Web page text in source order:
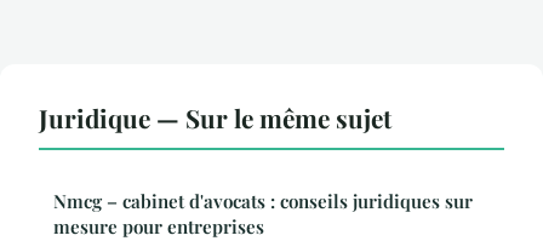
Juridique — Sur le même sujet
Nmcg – cabinet d'avocats : conseils juridiques sur
mesure pour entreprises